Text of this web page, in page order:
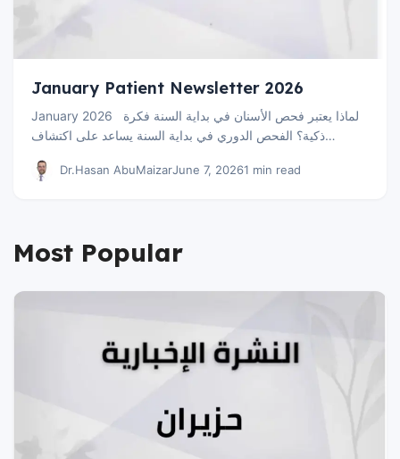
January Patient Newsletter 2026
January 2026 لماذا يعتبر فحص الأسنان في بداية السنة فكرة
ذكية؟ الفحص الدوري في بداية السنة يساعد على اكتشاف…
Dr.Hasan AbuMaizarJune 7, 20261 min read
Most Popular